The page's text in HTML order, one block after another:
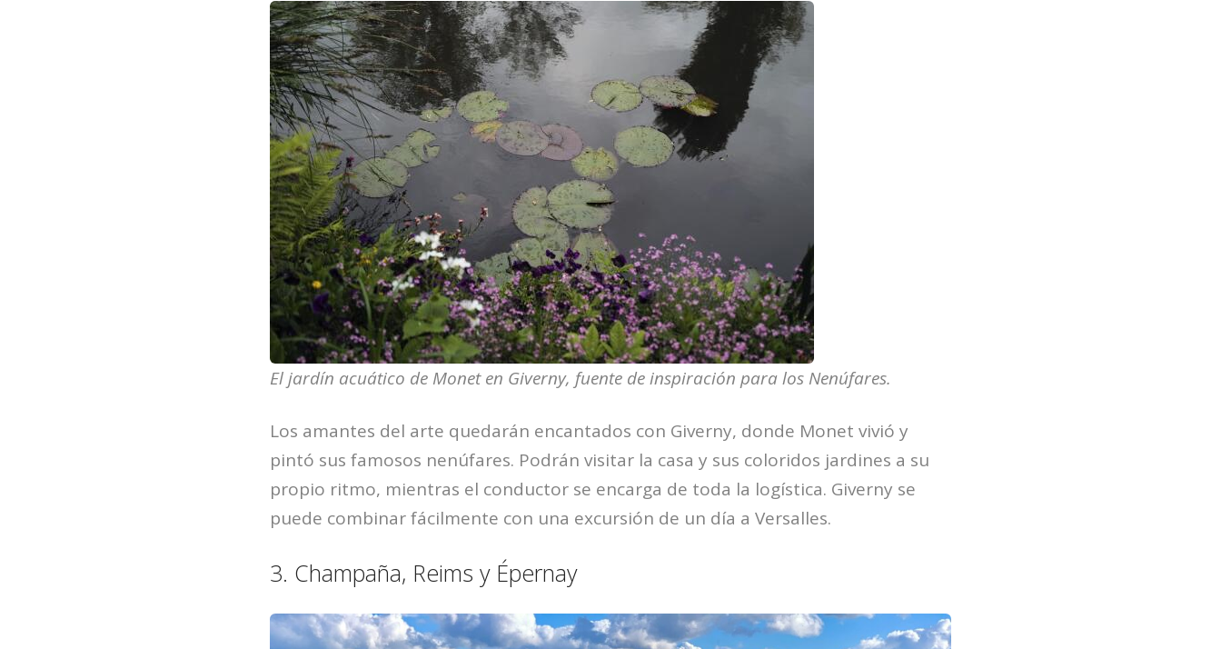
El jardín acuático de Monet en Giverny, fuente de inspiración para los Nenúfares.
Los amantes del arte quedarán encantados con Giverny, donde Monet vivió y
pintó sus famosos nenúfares. Podrán visitar la casa y sus coloridos jardines a su
propio ritmo, mientras el conductor se encarga de toda la logística. Giverny se
puede combinar fácilmente con una excursión de un día a Versalles.
3. Champaña, Reims y Épernay